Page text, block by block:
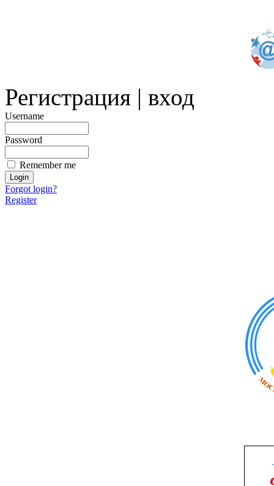
Регистрация | вход
Username
Password
Remember me
Forgot login?
Register